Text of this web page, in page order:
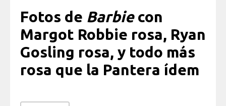
Fotos de Barbiecon
Margot Robbie rosa, Ryan
Gosling rosa, y todo más
rosa que la Pantera ídem